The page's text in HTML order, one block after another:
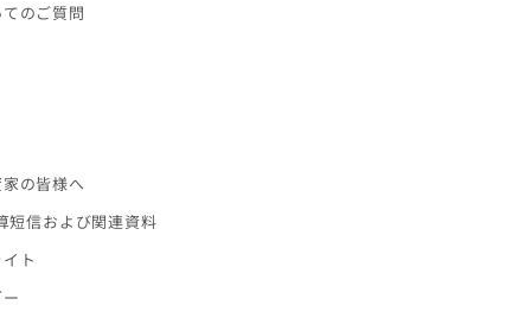
のご質問
の皆様へ
短信および関連資料
ト